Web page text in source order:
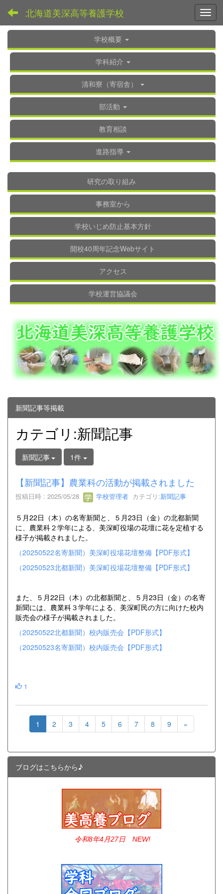
北海道美深高等養護学校
学校概要
学科紹介
清和寮（寄宿舎）
部活動
教育相談
進路指導
研究の取り組み
事務室から
学校いじめ防止基本方針
開校40周年記念Webサイト
アクセス
学校運営協議会
新聞記事等掲載
カテゴリ:新聞記事
新聞記事 1件
【新聞記事】農業科の活動が掲載されました
投稿日時 : 2025/05/28 学校管理者 カテゴリ:新聞記事
５月22日（木）の名寄新聞と、５月23日（金）の北都新聞
に、農業科２学年による、美深町役場の花壇に花を定植する
様子が掲載されました。
（20250522名寄新聞）美深町役場花壇整備【PDF形式】
（20250523北都新聞）美深町役場花壇整備【PDF形式】
また、５月22日（木）の北都新聞と、５月23日（金）の名寄
新聞には、農業科３学年による、美深町民の方に向けた校内
販売会の様子が掲載されました。
（20250522北都新聞）校内販売会【PDF形式】
（20250523名寄新聞）校内販売会【PDF形式】
1
1 2 3 4 5 6 7 8 9 »
ブログはこちらから♪
令和8年4月27日 NEW!